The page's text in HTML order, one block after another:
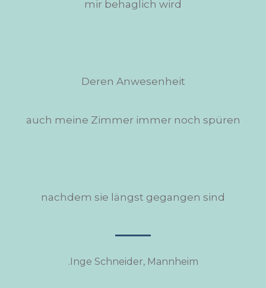
mir behaglich wird
Deren Anwesenheit
auch meine Zimmer immer noch spüren
nachdem sie längst gegangen sind
.Inge Schneider, Mannheim